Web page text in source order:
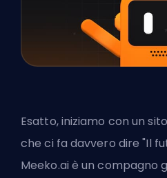
Esatto, iniziamo con un
che ci fa davvero dire "Il
Meeko.ai è un compagno